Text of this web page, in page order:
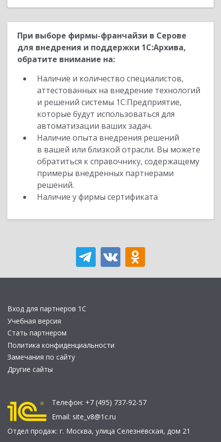
При выборе фирмы-франчайзи в Серове
для внедрения и поддержки 1С:Архива,
обратите внимание на:
Наличие и количество специалистов,
аттестованных на внедрение технологий
и решений системы 1С:Предприятие,
которые будут использоваться для
автоматизации ваших задач.
Наличие опыта внедрения решений
в вашей или близкой отрасли. Вы можете
обратиться к справочнику, содержащему
примеры внедренных партнерами
решений.
Наличие у фирмы сертификата
Вход для партнеров 1С
Учебная версия
Стать партнером
Политика конфиденциальности
Замечания по сайту
Другие сайты
Телефон: +7 (495) 737-92-57
Email: site_v8@1c.ru
Отдел продаж: г. Москва, улица Селезнёвская, дом 21